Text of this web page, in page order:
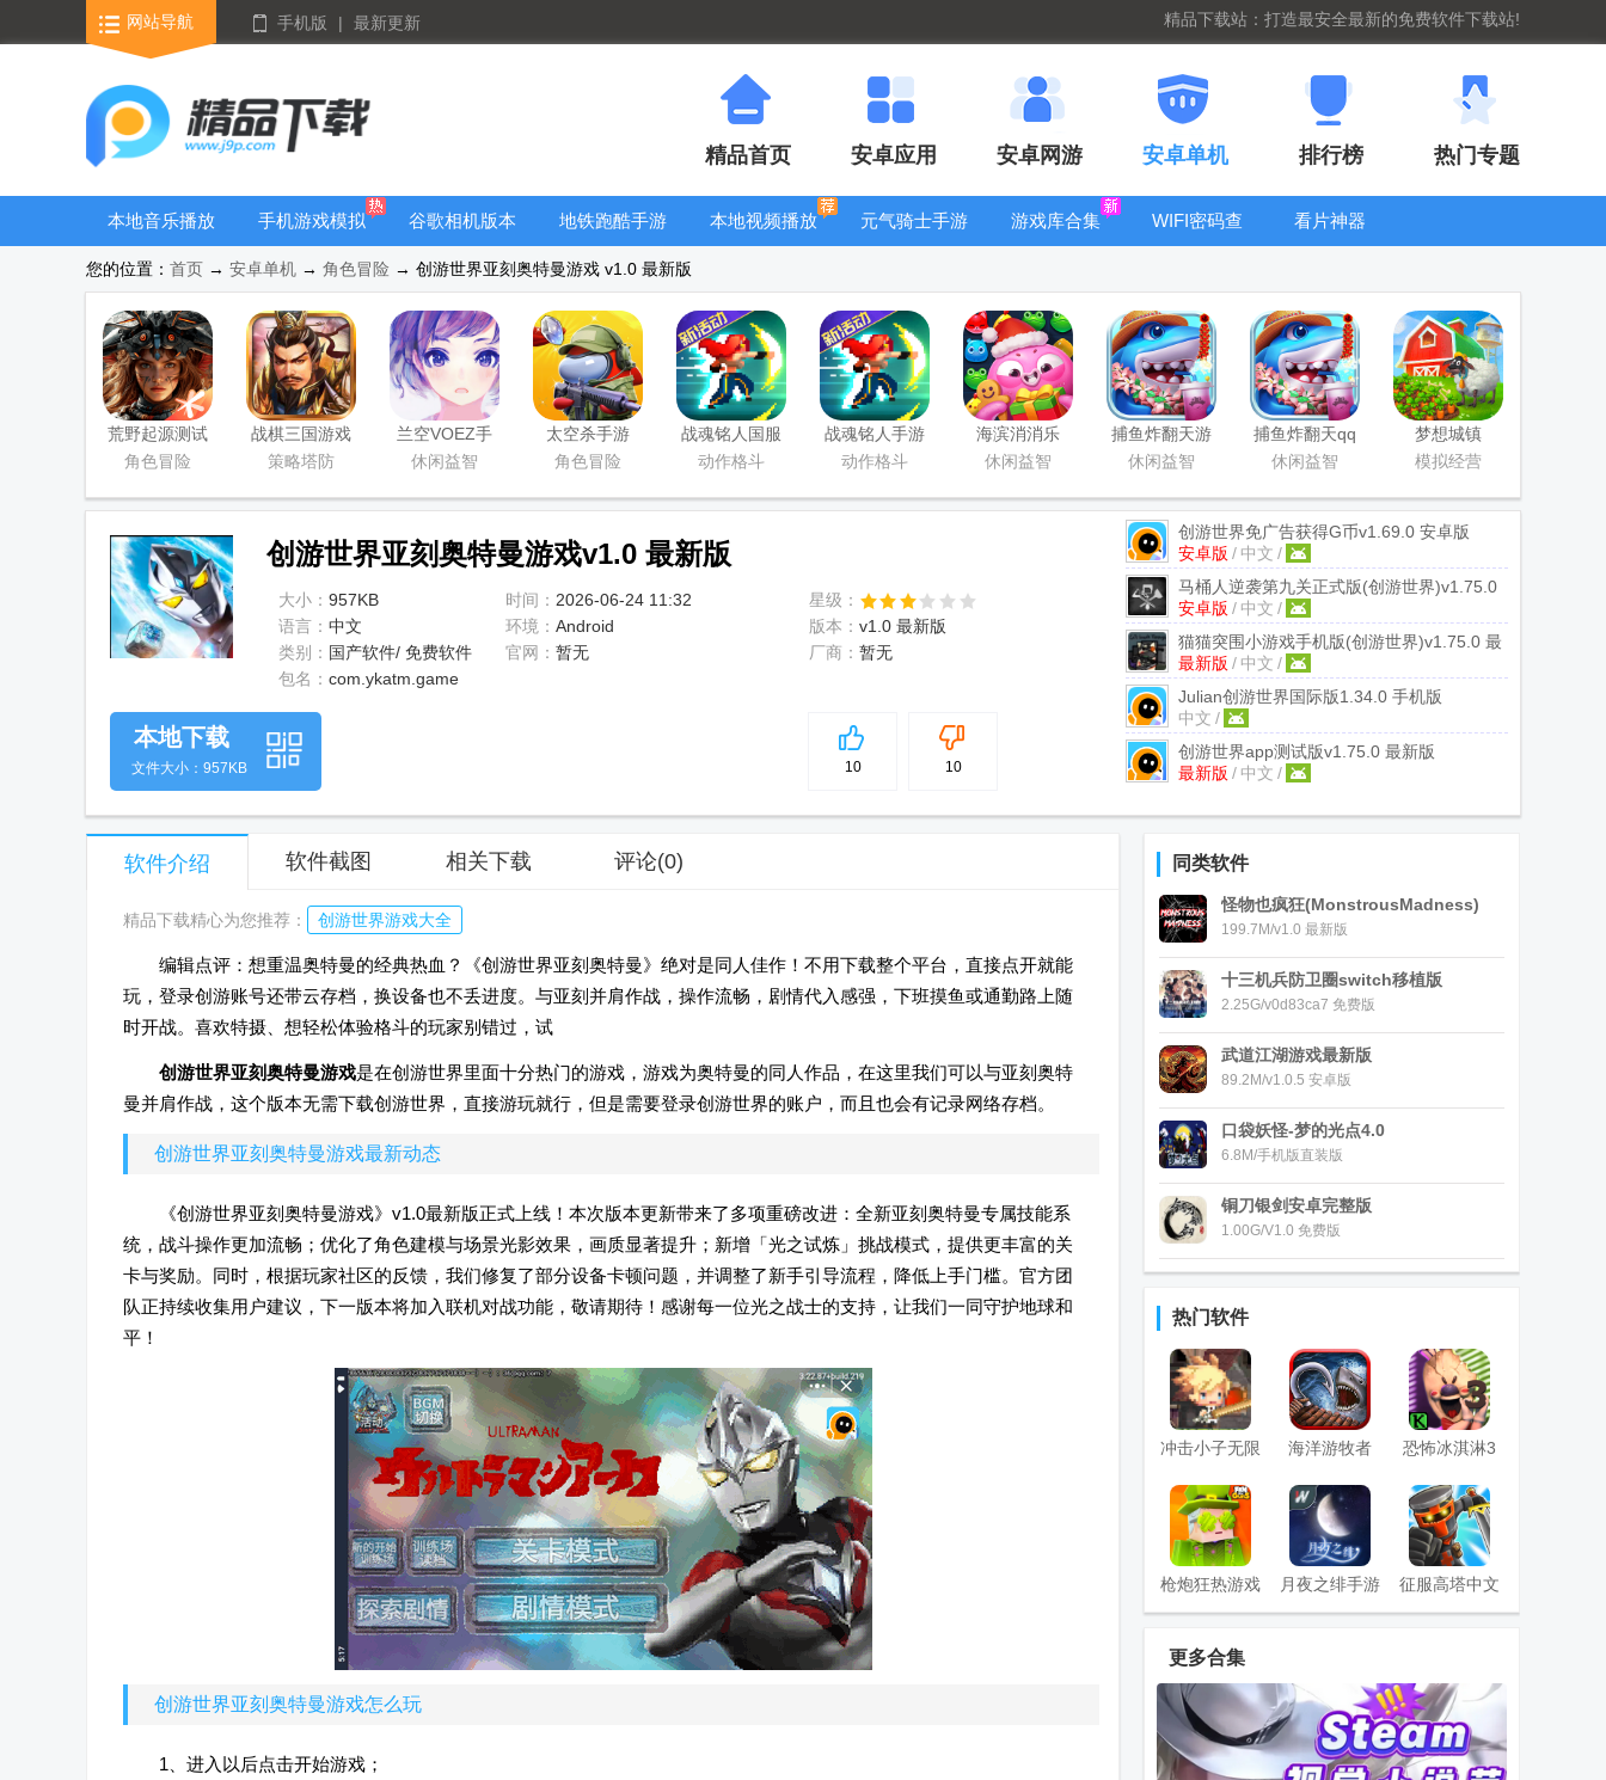
网站导航 手机版 | 最新更新 精品下载站：打造最安全最新的免费软件下载站!
精品首页 安卓应用 安卓网游 安卓单机 排行榜 热门专题
本地音乐播放
手机游戏模拟
器安卓版合集
谷歌相机版本
大全
地铁跑酷手游
本地视频播放
元气骑士手游
游戏库合集
WIFI密码查
看片神器
全
您的位置： 首页 → 安卓单机 → 角色冒险 → 创游世界亚刻奥特曼游戏 v1.0 最新版
荒野起源测试
服
角色冒险
战棋三国游戏
单机版
策略塔防
兰空VOEZ手
游
休闲益智
太空杀手游
角色冒险
战魂铭人国服
联机版
Legends)
动作格斗
战魂铭人手游
九游版
动作格斗
海滨消消乐
2026安卓版
休闲益智
捕鱼炸翻天游
戏正版
休闲益智
捕鱼炸翻天qq
登录版
休闲益智
梦想城镇
Township手游
模拟经营
创游世界亚刻奥特曼游戏v1.0 最新版
大小： 957KB 时间： 2026-06-24 11:32
星级：
语言： 中文 环境： Android 版本： v1.0 最新版
类别： 国产软件/ 免费软件 官网： 暂无 厂商： 暂无
包名： com.ykatm.game
创游世界免广告获得G币v1.69.0 安卓版
安卓版 / 中文 /
马桶人逆袭第九关正式版(创游世界)v1.75.0
安卓最新版
安卓版 / 中文 /
猫猫突围小游戏手机版(创游世界)v1.75.0 最
新版
最新版 / 中文 /
Julian创游世界国际版1.34.0 手机版
中文 /
创游世界app测试版v1.75.0 最新版
最新版 / 中文 /
5
10 10
本地下载
文件大小：957KB
软件介绍 软件截图 相关下载 评论(0)
精品下载精心为您推荐： 创游世界游戏大全
编辑点评：想重温奥特曼的经典热血？《创游世界亚刻奥特曼》绝对是同人佳作！不用下载整个平台，直接点开就能
玩，登录创游账号还带云存档，换设备也不丢进度。与亚刻并肩作战，操作流畅，剧情代入感强，下班摸鱼或通勤路上随
时开战。喜欢特摄、想轻松体验格斗的玩家别错过，试
创游世界亚刻奥特曼游戏是在创游世界里面十分热门的游戏，游戏为奥特曼的同人作品，在这里我们可以与亚刻奥特
曼并肩作战，这个版本无需下载创游世界，直接游玩就行，但是需要登录创游世界的账户，而且也会有记录网络存档。
创游世界亚刻奥特曼游戏最新动态
《创游世界亚刻奥特曼游戏》v1.0最新版正式上线！本次版本更新带来了多项重磅改进：全新亚刻奥特曼专属技能系
统，战斗操作更加流畅；优化了角色建模与场景光影效果，画质显著提升；新增「光之试炼」挑战模式，提供更丰富的关
卡与奖励。同时，根据玩家社区的反馈，我们修复了部分设备卡顿问题，并调整了新手引导流程，降低上手门槛。官方团
队正持续收集用户建议，下一版本将加入联机对战功能，敬请期待！感谢每一位光之战士的支持，让我们一同守护地球和
平！
创游世界亚刻奥特曼游戏怎么玩
1、进入以后点击开始游戏；
同类软件
怪物也疯狂(MonstrousMadness)
199.7M/v1.0 最新版
十三机兵防卫圈switch移植版
2.25G/v0d83ca7 免费版
武道江湖游戏最新版
89.2M/v1.0.5 安卓版
口袋妖怪-梦的光点4.0
6.8M/手机版直装版
铜刀银剑安卓完整版
1.00G/V1.0 免费版
热门软件
冲击小子无限
钻石版
海洋游牧者
Raft Survival
国际版
恐怖冰淇淋3
国际版
枪炮狂热游戏
(Fan of Guns)
月夜之绯手游
征服高塔中文
无限钻石
我的小花仙无
限金币版
只有一个真相
游戏无限提示
狂暴战龙去广
告版
更多合集